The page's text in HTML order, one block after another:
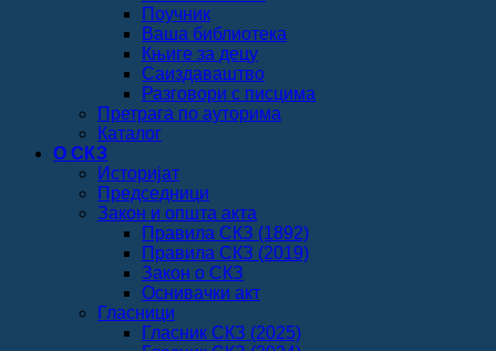
Поучник
Ваша библиотека
Књиге за децу
Саиздаваштво
Разговори с писцима
Претрага по ауторима
Каталог
О СКЗ
Историјат
Председници
Закон и општа акта
Правила СКЗ (1892)
Правила СКЗ (2019)
Закон о СКЗ
Оснивачки акт
Гласници
Гласник СКЗ (2025)